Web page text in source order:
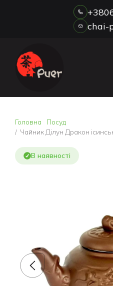
chai-
Головна
Посуд
Чайник Ділун Дракон
В наявності